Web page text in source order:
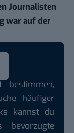
Journalisten
war auf der
bestimmen,
häufiger
kannst du
bevorzugte